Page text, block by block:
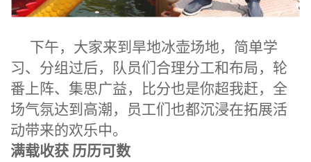
下午，大家来到旱地冰壶场地，简单学
习、分组过后，队员们合理分工和布局，轮
番上阵、集思广益，比分也是你超我赶，全
场气氛达到高潮，员工们也都沉浸在拓展活
动带来的欢乐中。
满载收获 历历可数